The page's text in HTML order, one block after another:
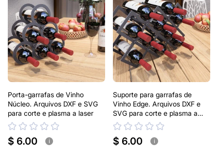
Porta-garrafas de Vinho
Núcleo. Arquivos DXF e SVG
para corte e plasma a laser
$ 6.00 i
Suporte para garrafas de
Vinho Edge. Arquivos DXF e
SVG para corte e plasma a
laser
$ 6.00 i